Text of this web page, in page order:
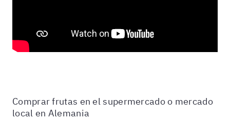
Comprar frutas en el supermercado o mercado
local en Alemania